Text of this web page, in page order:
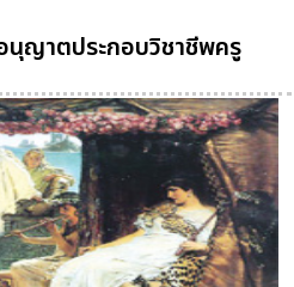
นุญาตประกอบวิชาชีพครู